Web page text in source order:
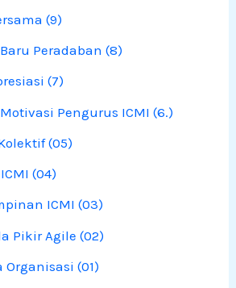
(9)
Peradaban (8)
(7)
Pengurus ICMI (6.)
(05)
(04)
ICMI (03)
Pikir Agile (02)
Organisasi (01)